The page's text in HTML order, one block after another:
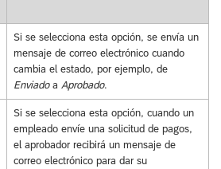
Si se selecciona esta opción, se envía un
mensaje de correo electrónico cuando
cambia el estado, por ejemplo, de
Enviadoa Aprobado.
Si se selecciona esta opción, cuando un
empleado envíe una solicitud de pagos,
el aprobador recibirá un mensaje de
correo electrónico para dar su